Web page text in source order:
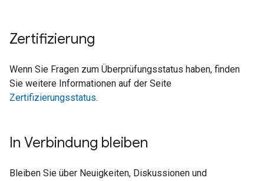
Zertifizierung
Wenn Sie Fragen zum Überprüfungsstatus haben, finden
Sie weitere Informationen auf der Seite
Zertifizierungsstatus.
In Verbindung bleiben
Bleiben Sie über Neuigkeiten, Diskussionen und